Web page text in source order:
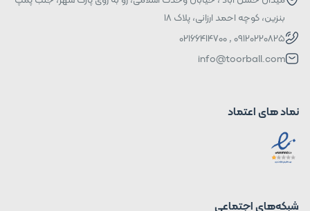
بنزین، کوچه احمد ارزانی، پلاک ۱۸
09120220825 , 02166414700
info@toorball.com
نماد های اعتماد
شبکه‌های اجتماعی